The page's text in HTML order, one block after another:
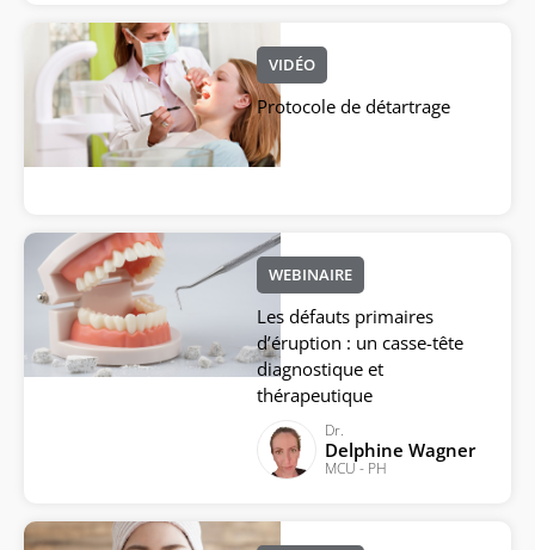
VIDÉO
Protocole de détartrage
WEBINAIRE
Les défauts primaires
d’éruption : un casse-tête
diagnostique et
thérapeutique
Dr.
Delphine Wagner
MCU - PH